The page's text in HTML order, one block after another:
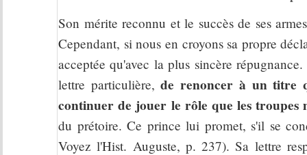
Son mérite reconnu et le succès de ses
Cependant, si nous en croyons sa propre
acceptée qu'avec la plus sincère répugnance.
lettre particulière,de renoncer à un titre
continuer de jouer le rôle que les
du prétoire. Ce prince lui promet, s'il se
Voyez l'Hist. Auguste, p. 237). Sa lettre